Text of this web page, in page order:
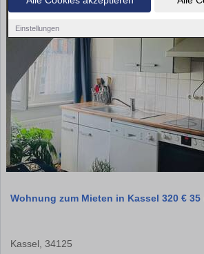
Einstellungen
Wohnung zum Mieten in Kassel 320 € 35
Kassel, 34125